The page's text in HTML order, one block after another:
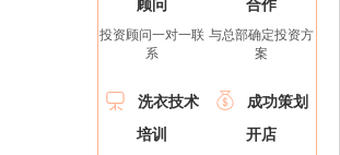
顾问
投资顾问一对一联
系
合作
与总部确定投资方
案

洗衣技术
培训

成功策划
开店